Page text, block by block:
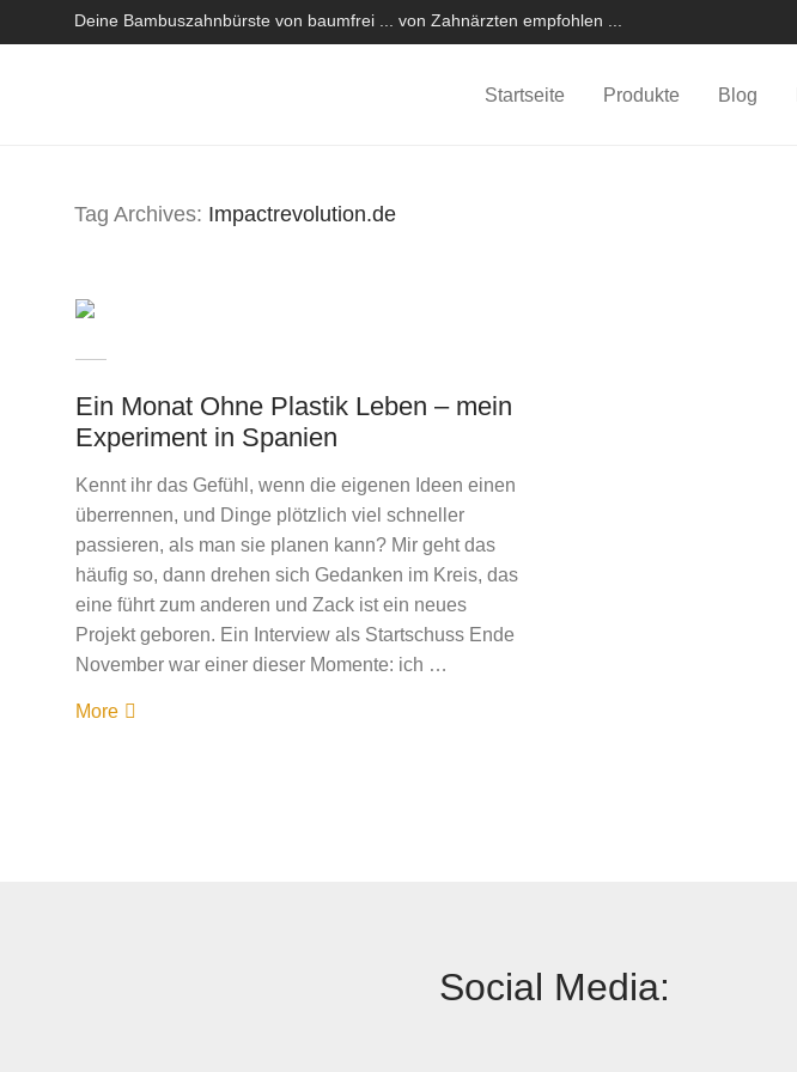
Deine Bambuszahnbürste von baumfrei ... von Zahnärzten empfohlen ...
Startseite Produkte Blog
Tag Archives: Impactrevolution.de
Ein Monat Ohne Plastik Leben – mein
Experiment in Spanien
Kennt ihr das Gefühl, wenn die eigenen Ideen einen
überrennen, und Dinge plötzlich viel schneller
passieren, als man sie planen kann? Mir geht das
häufig so, dann drehen sich Gedanken im Kreis, das
eine führt zum anderen und Zack ist ein neues
Projekt geboren. Ein Interview als Startschuss Ende
November war einer dieser Momente: ich …
More
Social Media: